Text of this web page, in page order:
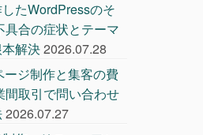
たWordPressのそ
具合の症状とテーマ
解決2026.07.28
ージ制作と集客の費
間取引で問い合わせ
2026.07.27